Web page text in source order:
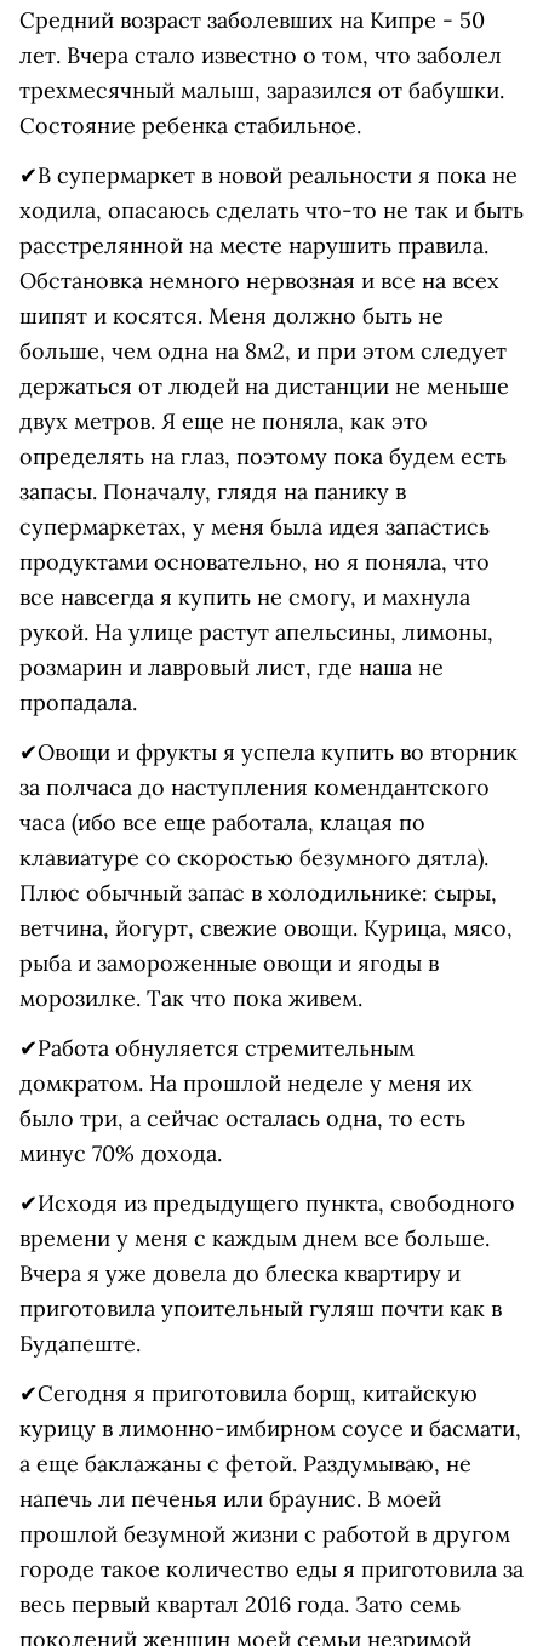
Средний возраст заболевших на Кипре - 50
лет. Вчера стало известно о том, что заболел
трехмесячный малыш, заразился от бабушки.
Состояние ребенка стабильное.
✔В супермаркет в новой реальности я пока не
ходила, опасаюсь сделать что-то не так и быть
расстрелянной на месте нарушить правила.
Обстановка немного нервозная и все на всех
шипят и косятся. Меня должно быть не
больше, чем одна на 8м2, и при этом следует
держаться от людей на дистанции не меньше
двух метров. Я еще не поняла, как это
определять на глаз, поэтому пока будем есть
запасы. Поначалу, глядя на панику в
супермаркетах, у меня была идея запастись
продуктами основательно, но я поняла, что
все навсегда я купить не смогу, и махнула
рукой. На улице растут апельсины, лимоны,
розмарин и лавровый лист, где наша не
пропадала.
✔Овощи и фрукты я успела купить во вторник
за полчаса до наступления комендантского
часа (ибо все еще работала, клацая по
клавиатуре со скоростью безумного дятла).
Плюс обычный запас в холодильнике: сыры,
ветчина, йогурт, свежие овощи. Курица, мясо,
рыба и замороженные овощи и ягоды в
морозилке. Так что пока живем.
✔Работа обнуляется стремительным
домкратом. На прошлой неделе у меня их
было три, а сейчас осталась одна, то есть
минус 70% дохода.
✔Исходя из предыдущего пункта, свободного
времени у меня с каждым днем все больше.
Вчера я уже довела до блеска квартиру и
приготовила упоительный гуляш почти как в
Будапеште.
✔Сегодня я приготовила борщ, китайскую
курицу в лимонно-имбирном соусе и басмати,
а еще баклажаны с фетой. Раздумываю, не
напечь ли печенья или браунис. В моей
прошлой безумной жизни с работой в другом
городе такое количество еды я приготовила за
весь первый квартал 2016 года. Зато семь
поколений женщин моей семьи незримой